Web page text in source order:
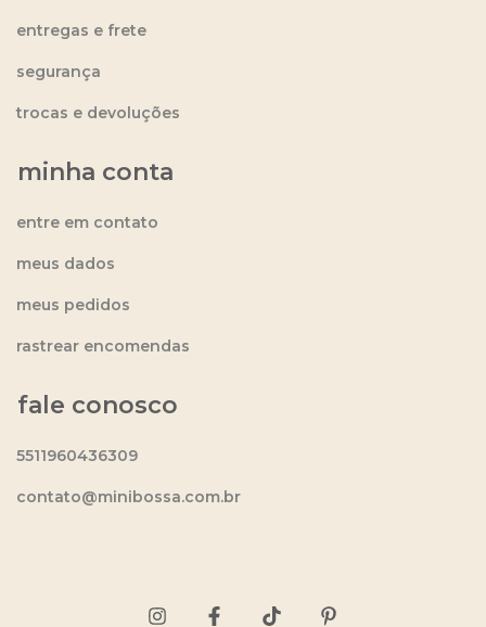
entregas e frete
segurança
trocas e devoluções
minha conta
entre em contato
meus dados
meus pedidos
rastrear encomendas
fale conosco
5511960436309
contato@minibossa.com.br